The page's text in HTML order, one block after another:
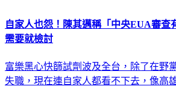
自家人也怨！陳其邁稱「中央EUA審
需要就檢討
富樂黑心快篩試劑波及全台，除了在野
失職，現在連自家人都看不下去，像高